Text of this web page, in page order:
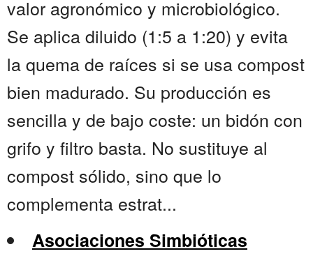
valor agronómico y microbiológico.
Se aplica diluido (1:5 a 1:20) y evita
la quema de raíces si se usa compost
bien madurado. Su producción es
sencilla y de bajo coste: un bidón con
grifo y filtro basta. No sustituye al
compost sólido, sino que lo
complementa estrat...
Asociaciones Simbióticas